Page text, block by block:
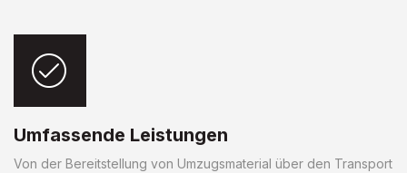
Umfassende Leistungen
Von der Bereitstellung von Umzugsmaterial über den Transport